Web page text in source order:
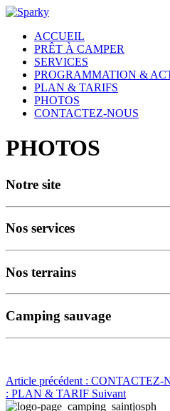
ACCUEIL
PRÊT À CAMPER
SERVICES
PROGRAMMATION &
PLAN & TARIFS
PHOTOS
CONTACTEZ-NOUS
PHOTOS
Notre site
Nos services
Nos terrains
Camping sauvage
Article précédent : CONTACTEZ-
: PLAN & TARIF Suivant